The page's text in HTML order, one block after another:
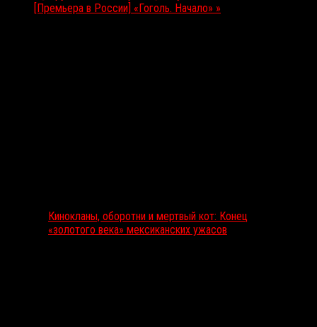
[Премьера в России] «Гоголь. Начало» »
Кинокланы, оборотни и мертвый кот: Конец
«золотого века» мексиканских ужасов